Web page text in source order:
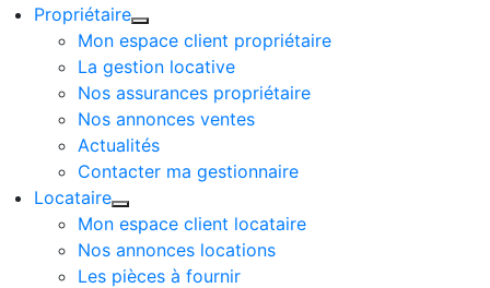
Propriétaire
Mon espace client propriétaire
La gestion locative
Nos assurances propriétaire
Nos annonces ventes
Actualités
Contacter ma gestionnaire
Locataire
Mon espace client locataire
Nos annonces locations
Les pièces à fournir